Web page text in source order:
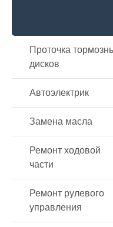
Проточка
дисков
Автоэлектрик
Замена масла
Ремонт ходовой
части
Ремонт рулевого
управления